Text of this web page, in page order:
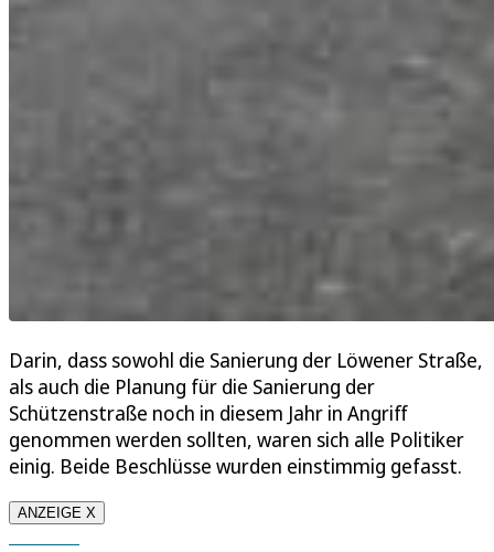
Darin, dass sowohl die Sanierung der Löwener Straße,
als auch die Planung für die Sanierung der
Schützenstraße noch in diesem Jahr in Angriff
genommen werden sollten, waren sich alle Politiker
einig. Beide Beschlüsse wurden einstimmig gefasst.
ANZEIGE X